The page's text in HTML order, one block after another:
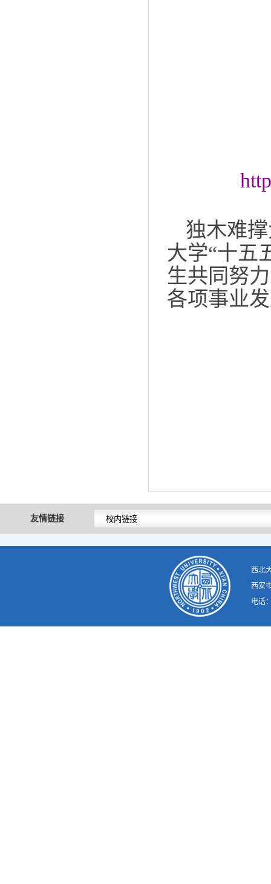
独木难
大学“十五
生共同努
各项事业
友情链接
西北
西安
电话